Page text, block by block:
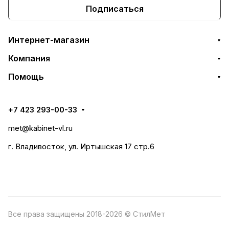
Подписаться
Интернет-магазин
Компания
Помощь
+7 423 293-00-33
met@kabinet-vl.ru
г. Владивосток, ул. Иртышская 17 стр.6
Все права защищены 2018-2026 © СтилМет